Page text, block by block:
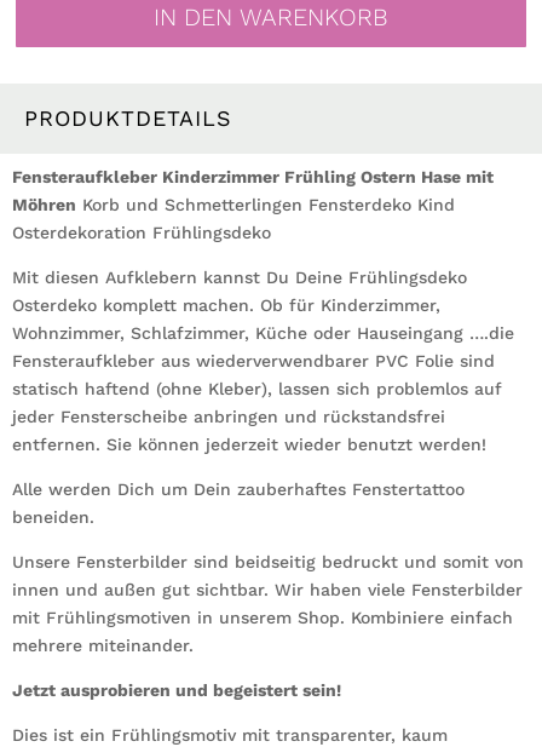
Schmetterlinge
Fensterdeko
Kind
Osterdekoration
Menge
IN DEN WARENKORB
PRODUKTDETAILS
Fensteraufkleber Kinderzimmer Frühling Ostern Hase mit
Möhren Korb und Schmetterlingen Fensterdeko Kind
Osterdekoration Frühlingsdeko
Mit diesen Aufklebern kannst Du Deine Frühlingsdeko
Osterdeko komplett machen. Ob für Kinderzimmer,
Wohnzimmer, Schlafzimmer, Küche oder Hauseingang ….die
Fensteraufkleber aus wiederverwendbarer PVC Folie sind
statisch haftend (ohne Kleber), lassen sich problemlos auf
jeder Fensterscheibe anbringen und rückstandsfrei
entfernen. Sie können jederzeit wieder benutzt werden!
Alle werden Dich um Dein zauberhaftes Fenstertattoo
beneiden.
Unsere Fensterbilder sind beidseitig bedruckt und somit von
innen und außen gut sichtbar. Wir haben viele Fensterbilder
mit Frühlingsmotiven in unserem Shop. Kombiniere einfach
mehrere miteinander.
Jetzt ausprobieren und begeistert sein!
Dies ist ein Frühlingsmotiv mit transparenter, kaum